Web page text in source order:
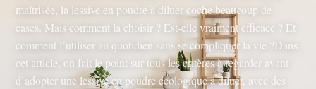
maîtrisée, la lessive en poudre à diluer coche beaucoup de
cases. Mais comment la choisir ? Est-elle vraiment efficace ? Et
comment l’utiliser au quotidien sans se compliquer la vie ?Dans
cet article, on fait le point sur tous les critères à regarder avant
d’adopter une lessive en poudre écologique à diluer, avec des